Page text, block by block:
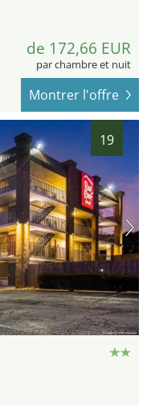
de 172,66 EUR
par chambre et nuit
Montrer l'offre
19